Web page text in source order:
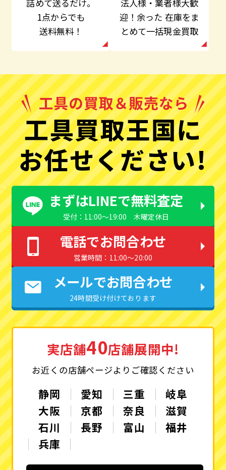
詰めて送るだけ。
1点からでも
送料無料！
法人様・業者様大歓
迎！余った 在庫をま
とめて一括現金買取
工具買取王国に
お任せください!
まずはLINEで無料査定
受付：11:00〜19:00 木曜定休日
電話でお問合わせ
営業時間：11:00〜20:00
メールでお問合わせ
24時間受け付けております
実店舗40店舗展開中!
お近くの店舗ページよりご確認ください
静岡 愛知 三重
岐阜
大阪
京都 奈良
滋賀
石川
長野 富山
福井
兵庫